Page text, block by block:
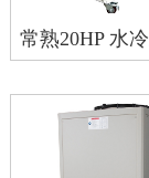
常熟20HP 水